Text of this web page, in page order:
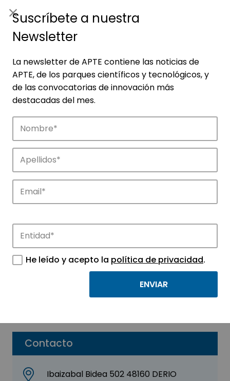
Empresas
Descubre las empresas que impulsan la
innovación en los parques de APTE.
Contacto
Ibaizabal Bidea 502 48160 DERIO
BAIGENE S.L
MEDICINA Y SALUD
Mutualidades y servicios sanitarios
Suscríbete a nuestra
Newsletter
La newsletter de APTE contiene las noticias de
APTE, de los parques científicos y tecnológicos, y
de las convocatorias de innovación más
destacadas del mes.
He leído y acepto la política de privacidad.